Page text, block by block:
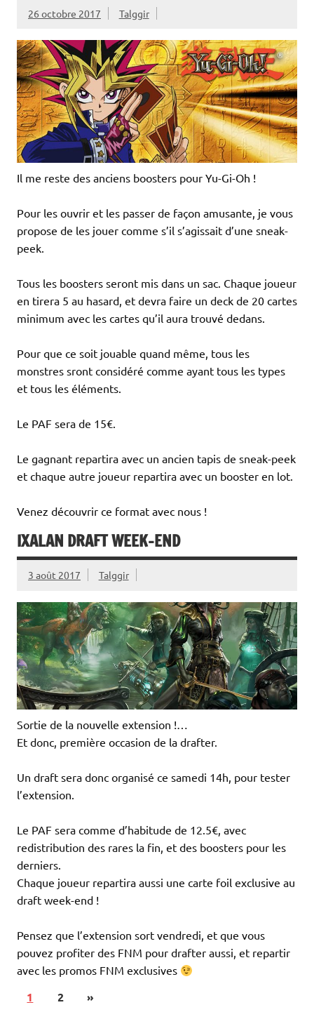
26 octobre 2017 Talggir
Il me reste des anciens boosters pour Yu-Gi-Oh !
Pour les ouvrir et les passer de façon amusante, je vous
propose de les jouer comme s’il s’agissait d’une sneak-
peek.
Tous les boosters seront mis dans un sac. Chaque joueur
en tirera 5 au hasard, et devra faire un deck de 20 cartes
minimum avec les cartes qu’il aura trouvé dedans.
Pour que ce soit jouable quand même, tous les
monstres sront considéré comme ayant tous les types
et tous les éléments.
Le PAF sera de 15€.
Le gagnant repartira avec un ancien tapis de sneak-peek
et chaque autre joueur repartira avec un booster en lot.
Venez découvrir ce format avec nous !
IXALAN DRAFT WEEK-END
3 août 2017 Talggir
Sortie de la nouvelle extension !…
Et donc, première occasion de la drafter.
Un draft sera donc organisé ce samedi 14h, pour tester
l’extension.
Le PAF sera comme d’habitude de 12.5€, avec
redistribution des rares la fin, et des boosters pour les
derniers.
Chaque joueur repartira aussi une carte foil exclusive au
draft week-end !
Pensez que l’extension sort vendredi, et que vous
pouvez profiter des FNM pour drafter aussi, et repartir
avec les promos FNM exclusives
1 2 »